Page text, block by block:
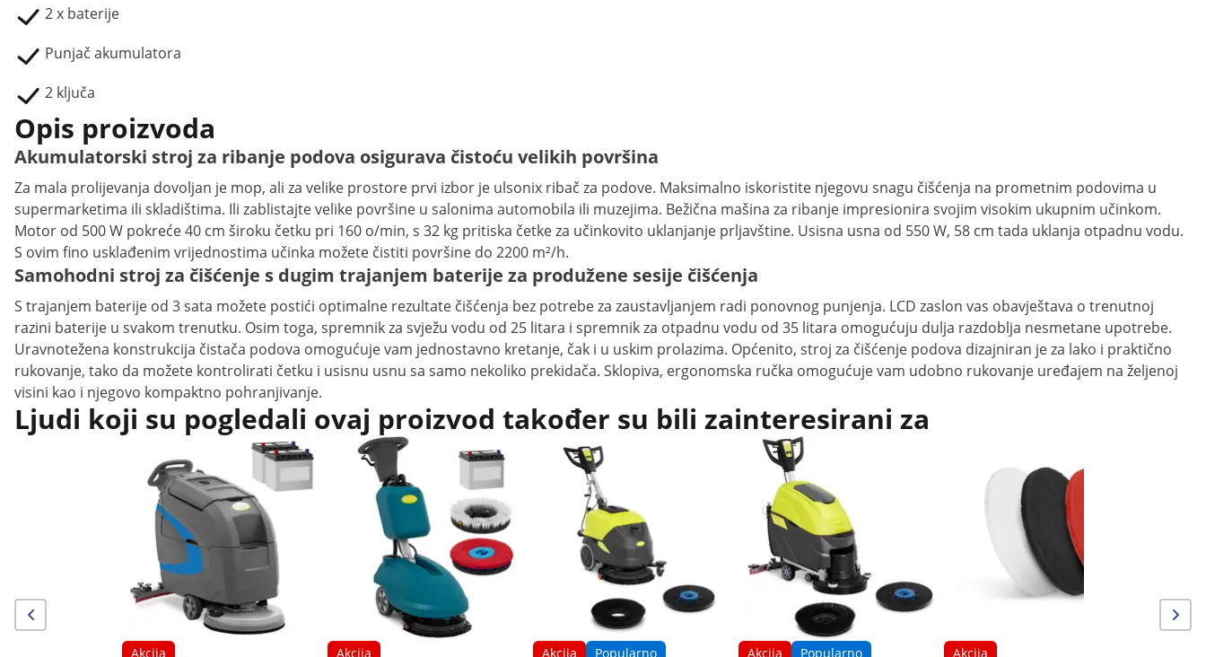
2 x baterije
Punjač akumulatora
2 ključa
Opis proizvoda
Akumulatorski stroj za ribanje podova osigurava čistoću velikih površina
Za mala prolijevanja dovoljan je mop, ali za velike prostore prvi izbor je ulsonix ribač za podove. Maksimalno iskoristite njegovu snagu čišćenja na prometnim podovima u
supermarketima ili skladištima. Ili zablistajte velike površine u salonima automobila ili muzejima. Bežična mašina za ribanje impresionira svojim visokim ukupnim učinkom.
Motor od 500 W pokreće 40 cm široku četku pri 160 o/min, s 32 kg pritiska četke za učinkovito uklanjanje prljavštine. Usisna usna od 550 W, 58 cm tada uklanja otpadnu vodu.
S ovim fino usklađenim vrijednostima učinka možete čistiti površine do 2200 m²/h.
Samohodni stroj za čišćenje s dugim trajanjem baterije za produžene sesije čišćenja
S trajanjem baterije od 3 sata možete postići optimalne rezultate čišćenja bez potrebe za zaustavljanjem radi ponovnog punjenja. LCD zaslon vas obavještava o trenutnoj
razini baterije u svakom trenutku. Osim toga, spremnik za svježu vodu od 25 litara i spremnik za otpadnu vodu od 35 litara omogućuju dulja razdoblja nesmetane upotrebe.
Uravnotežena konstrukcija čistača podova omogućuje vam jednostavno kretanje, čak i u uskim prolazima. Općenito, stroj za čišćenje podova dizajniran je za lako i praktično
rukovanje, tako da možete kontrolirati četku i usisnu usnu sa samo nekoliko prekidača. Sklopiva, ergonomska ručka omogućuje vam udobno rukovanje uređajem na željenoj
visini kao i njegovo kompaktno pohranjivanje.
Ljudi koji su pogledali ovaj proizvod također su bili zainteresirani za
Akcija Akcija Akcija Popularno Akcija Popularno Akcija